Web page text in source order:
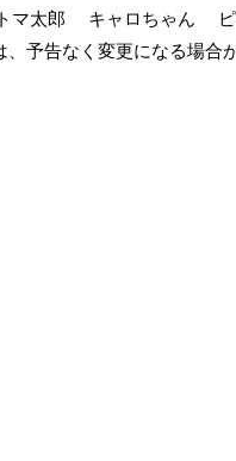
マ太郎 キャロちゃん
予告なく変更になる場合